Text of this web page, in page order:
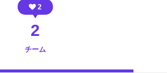
2
2
チーム